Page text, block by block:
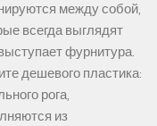
между собой,
всегда выглядят
фурнитура.
дешевого пластика:
рога,
из